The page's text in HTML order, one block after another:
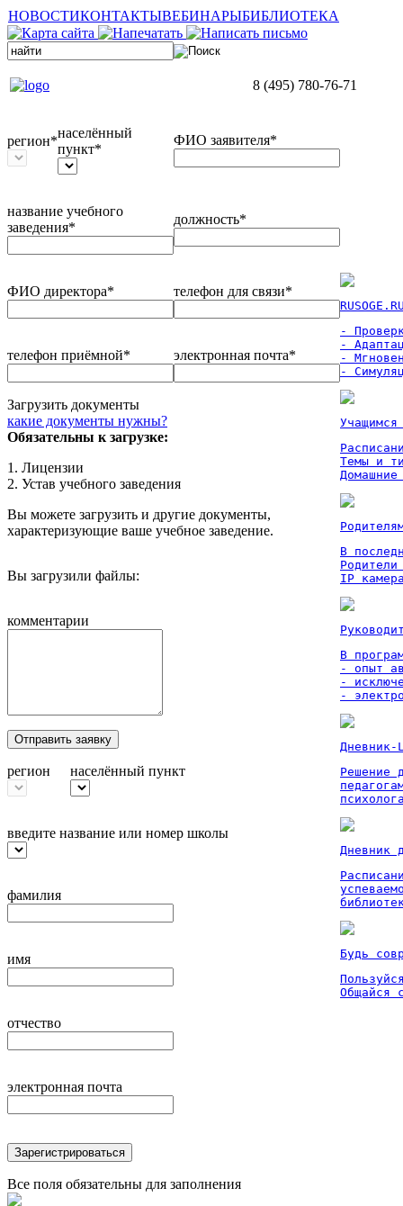
НОВОСТИКОНТАКТЫВЕБИНАРЫБИБЛИОТЕКА
8 (495) 780-76-71
регион*
населённый
пункт*
ФИО заявителя*
название учебного
заведения*
должность*
ФИО директора* телефон для связи*
телефон приёмной* электронная почта*
Загрузить документы
какие документы нужны?
Обязательны к загрузке:
1. Лицензии
2. Устав учебного заведения
Вы можете загрузить и другие документы,
характеризующие ваше учебное заведение.
Вы загрузили файлы:
комментарии
Отправить заявку
регион населённый пункт
введите название или номер школы
фамилия
имя
отчество
электронная почта
Зарегистрироваться
Все поля обязательны для заполнения
-
-
-
-
Темы и
Домашние
В
IP
В
- опыт
-
-
Дневник-
Решение
Дневник
Будь
Общайся